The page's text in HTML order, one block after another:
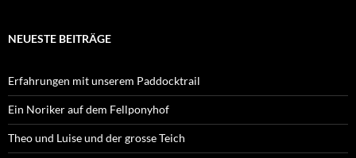
NEUESTE BEITRÄGE
Erfahrungen mit unserem Paddocktrail
Ein Noriker auf dem Fellponyhof
Theo und Luise und der grosse Teich